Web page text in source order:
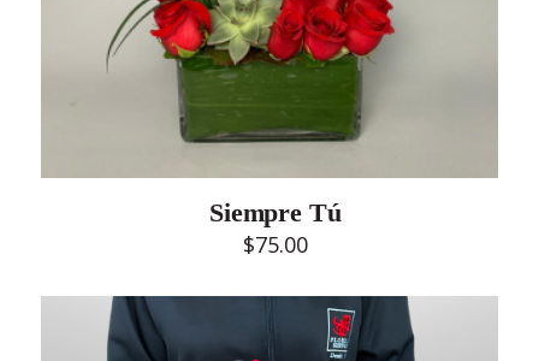
Siempre Tú
$75.00